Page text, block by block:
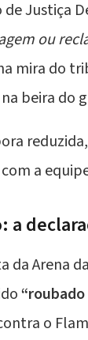
Justiça
ou
mira do
beira do
a
a
da Arena
o